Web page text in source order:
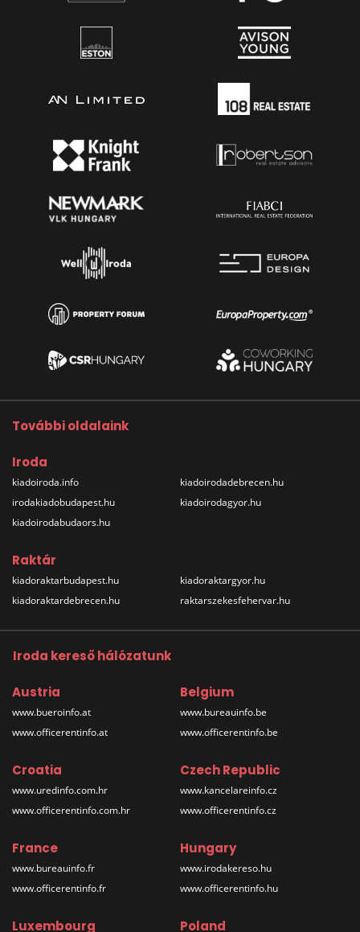
További oldalaink
Iroda
kiadoiroda.info
irodakiadobudapest.hu
kiadoirodabudaors.hu
kiadoirodadebrecen.hu
kiadoirodagyor.hu
Raktár
kiadoraktarbudapest.hu
kiadoraktardebrecen.hu
kiadoraktargyor.hu
raktarszekesfehervar.hu
Iroda kereső hálózatunk
Austria
www.bueroinfo.at
www.officerentinfo.at
Belgium
www.bureauinfo.be
www.officerentinfo.be
Croatia
www.uredinfo.com.hr
www.officerentinfo.com.hr
Czech Republic
www.kancelareinfo.cz
www.officerentinfo.cz
France
www.bureauinfo.fr
www.officerentinfo.fr
Hungary
www.irodakereso.hu
www.officerentinfo.hu
Luxembourg Poland